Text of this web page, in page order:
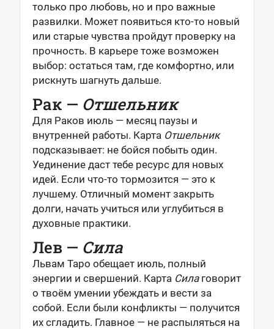
только про любовь, но и про важные
развилки. Может появиться кто-то новый
или старые чувства пройдут проверку на
прочность. В карьере тоже возможен
выбор: остаться там, где комфортно, или
рискнуть шагнуть дальше.
Рак — Отшельник
Для Раков июль — месяц паузы и
внутренней работы. Карта Отшельник
подсказывает: не бойся побыть один.
Уединение даст тебе ресурс для новых
идей. Если что-то тормозится — это к
лучшему. Отличный момент закрыть
долги, начать учиться или углубиться в
духовные практики.
Лев — Сила
Львам Таро обещает июль, полный
энергии и свершений. Карта Силаговорит
о твоём умении убеждать и вести за
собой. Если были конфликты — получится
их сгладить. Главное — не распыляться на